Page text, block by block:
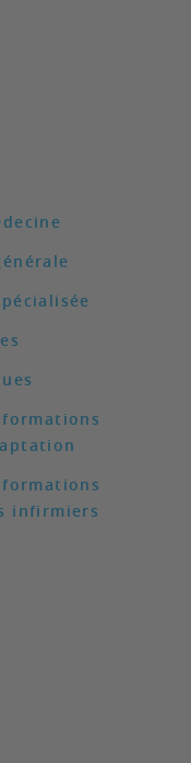
infirmiers